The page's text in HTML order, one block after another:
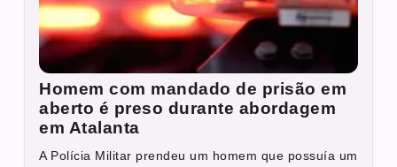
Homem com mandado de prisão em
aberto é preso durante abordagem
em Atalanta
A Polícia Militar prendeu um homem que possuía um